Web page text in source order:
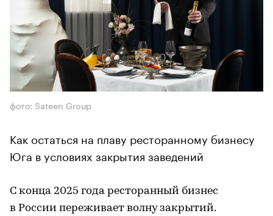
фото: Sateen Group
Как остаться на плаву ресторанному бизнесу
Юга в условиях закрытия заведений
С конца 2025 года ресторанный бизнес
в России переживает волну закрытий.